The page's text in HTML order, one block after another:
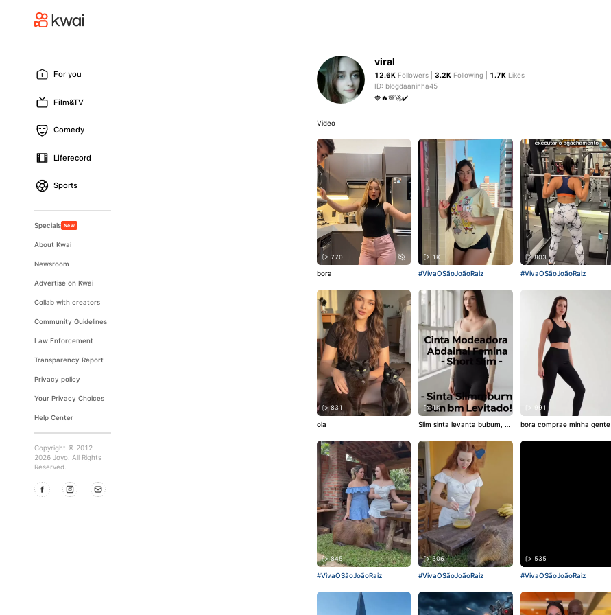
For you
Film&TV
Comedy
Liferecord
Sports
Specials New
About Kwai
Newsroom
Advertise on Kwai
Collab with creators
Community Guidelines
Law Enforcement
Transparency Report
Privacy policy
Your Privacy Choices
Help Center
Copyright © 2012-
2026 Joyo. All Rights
Reserved.
viral
12.6K Followers |3.2K Following | 1.7K Likes
ID: blogdaaninha45
🍓🔥💯🚀✔️
Video
770
bora
1K
#VivaOSãoJoãoRaiz
803
#VivaOSãoJoãoRaiz
831
ola
1K
Slim sinta levanta bubum, M
a original.
991
bora comprae minha gente
845
#VivaOSãoJoãoRaiz
506
#VivaOSãoJoãoRaiz
535
#VivaOSãoJoãoRaiz